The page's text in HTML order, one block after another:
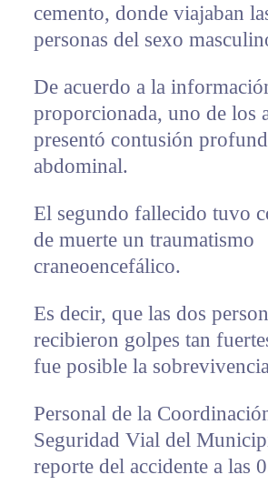
cemento, donde viajaban
personas del sexo
De acuerdo a la
proporcionada, uno de los
presentó contusión
abdominal.
El segundo fallecido tuvo
de muerte un traumatismo
craneoencefálico.
Es decir, que las dos
recibieron golpes tan
fue posible la
Personal de la
Seguridad Vial del
reporte del accidente a las